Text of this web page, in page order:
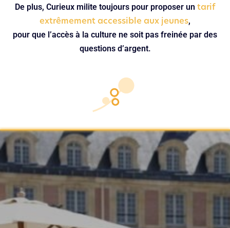
De plus, Curieux milite toujours pour proposer un tarif
extrêmement accessible aux jeunes,
pour que l’accès à la culture ne soit pas freinée par des
questions d’argent.